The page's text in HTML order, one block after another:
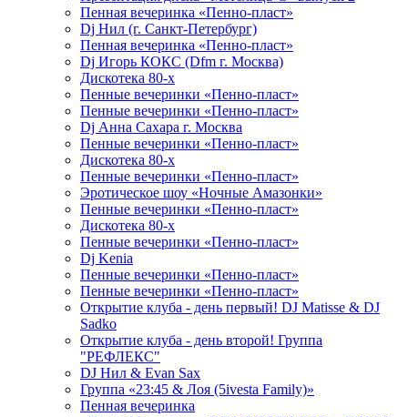
Пенная вечеринка «Пенно-пласт»
Dj Нил (г. Санкт-Петербург)
Пенная вечеринка «Пенно-пласт»
Dj Игорь КОКС (Dfm г. Москва)
Дискотека 80-х
Пенные вечеринки «Пенно-пласт»
Пенные вечеринки «Пенно-пласт»
Dj Анна Сахара г. Москва
Пенные вечеринки «Пенно-пласт»
Дискотека 80-х
Пенные вечеринки «Пенно-пласт»
Эротическое шоу «Ночные Амазонки»
Пенные вечеринки «Пенно-пласт»
Дискотека 80-х
Пенные вечеринки «Пенно-пласт»
Dj Kenia
Пенные вечеринки «Пенно-пласт»
Пенные вечеринки «Пенно-пласт»
Открытие клуба - день первый! DJ Matisse & DJ
Sadko
Открытие клуба - день второй! Группа
"РЕФЛЕКС"
DJ Нил & Evan Sax
Группа «23:45 & Лоя (5ivesta Family)»
Пенная вечеринка